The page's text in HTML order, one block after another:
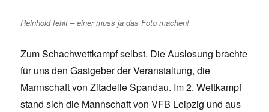
Reinhold fehlt – einer muss ja das Foto machen!
Zum Schachwettkampf selbst. Die Auslosung brachte
für uns den Gastgeber der Veranstaltung, die
Mannschaft von Zitadelle Spandau. Im 2. Wettkampf
stand sich die Mannschaft von VFB Leipzig und aus